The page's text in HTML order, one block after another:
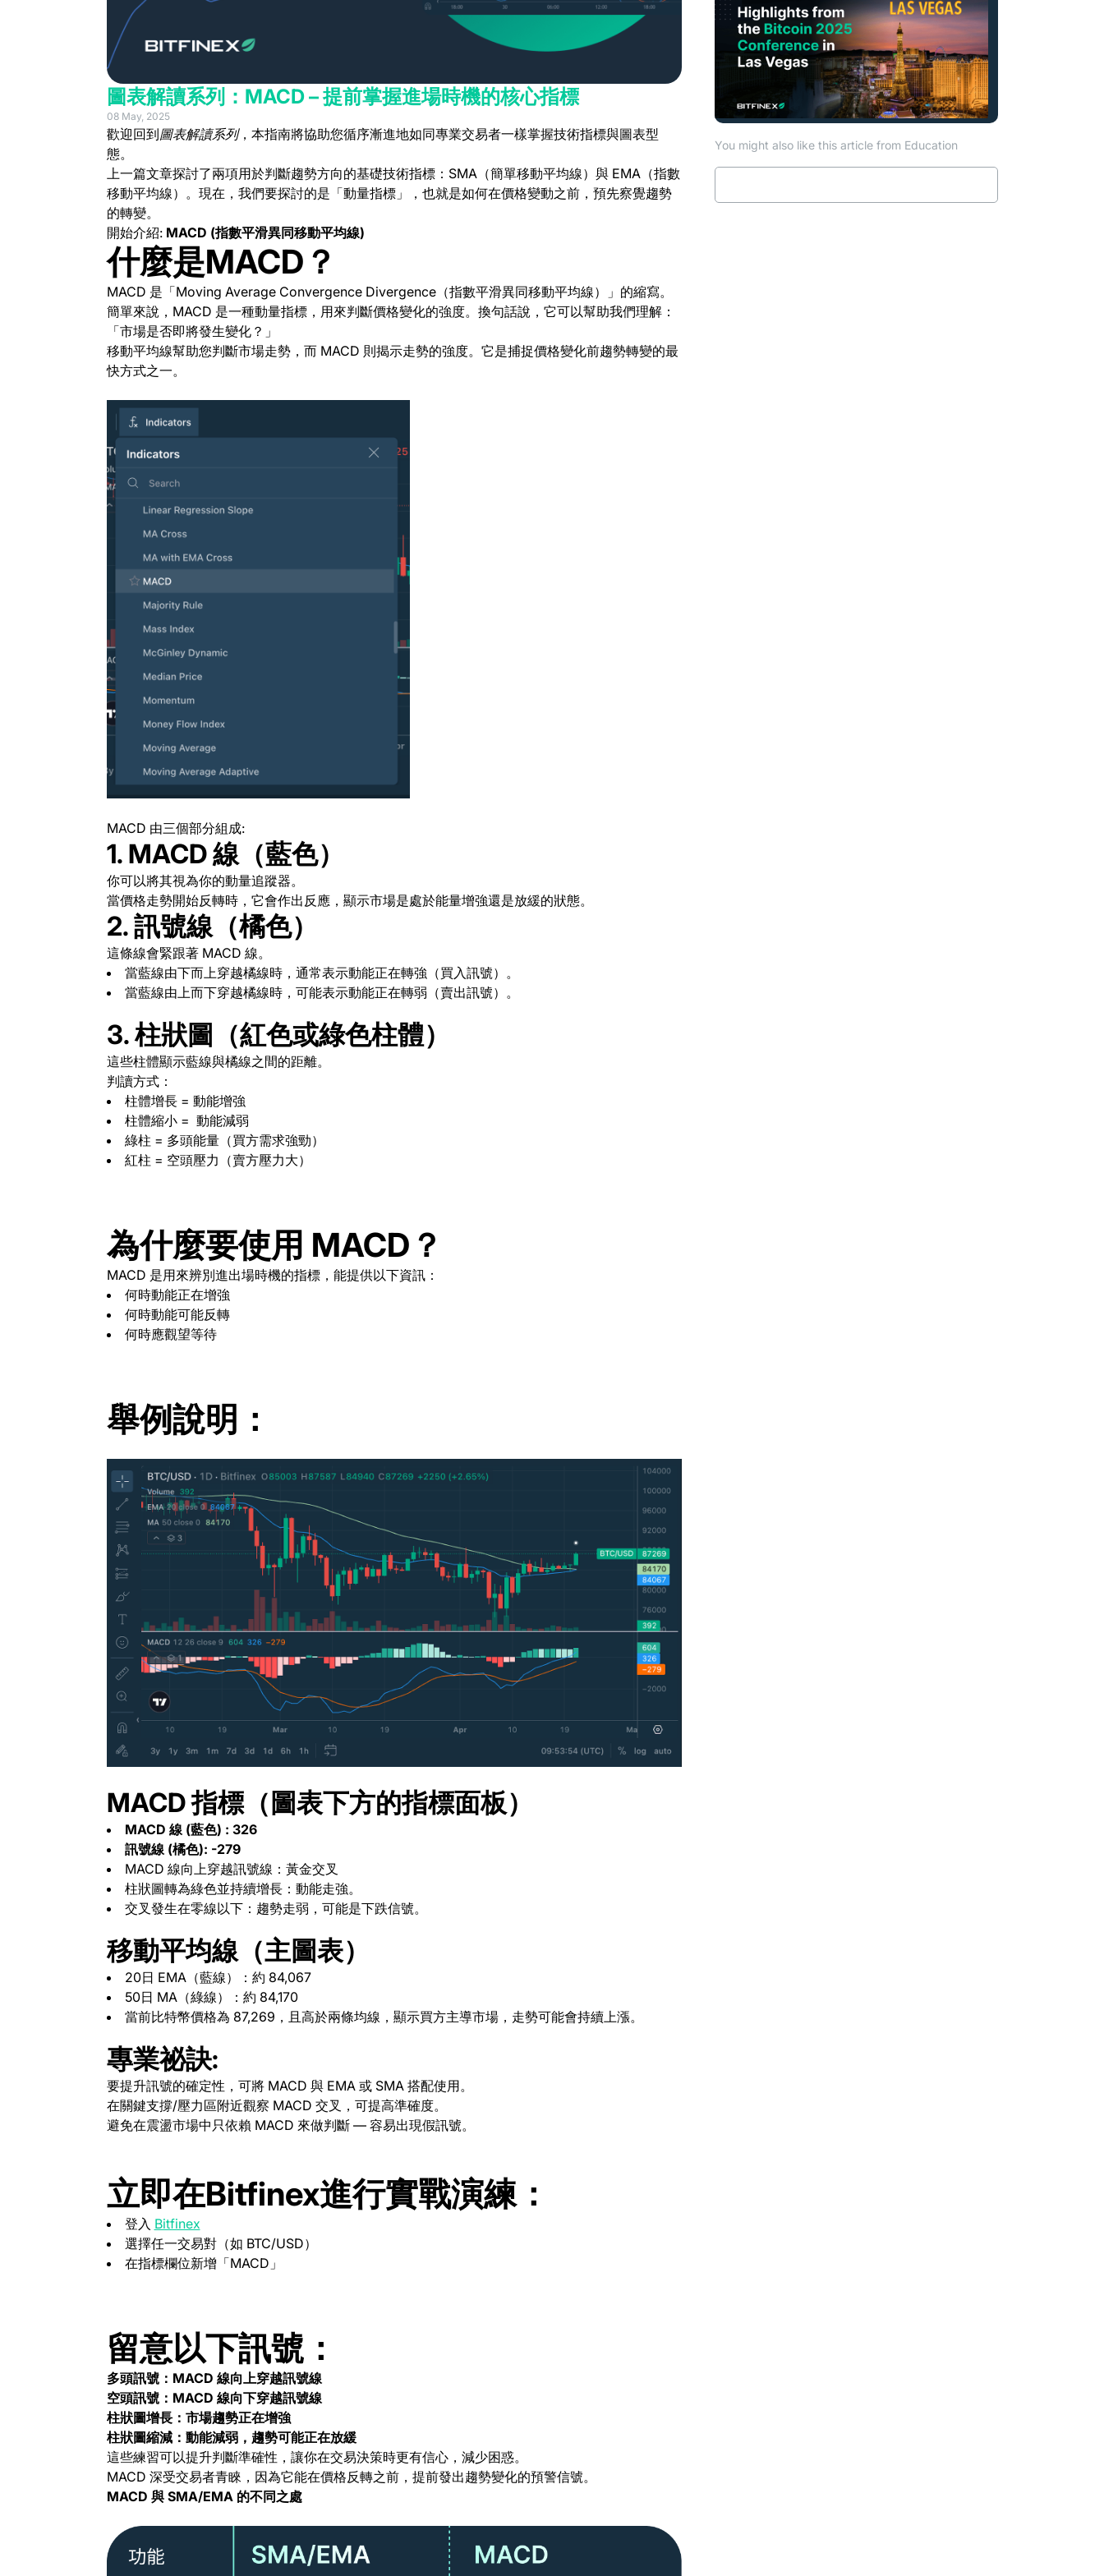
圖表解讀系列：MACD – 提前掌握進場時機的核心指標
08 May, 2025
歡迎回到圖表解讀系列，本指南將協助您循序漸進地如同專業交易者一樣掌握技術指標與圖表型
態。
上一篇文章探討了兩項用於判斷趨勢方向的基礎技術指標：SMA（簡單移動平均線）與 EMA（指數
移動平均線）。現在，我們要探討的是「動量指標」，也就是如何在價格變動之前，預先察覺趨勢
的轉變。
開始介紹: MACD (指數平滑異同移動平均線)
什麼是MACD？
MACD 是「Moving Average Convergence Divergence（指數平滑異同移動平均線）」的縮寫。
簡單來說，MACD 是一種動量指標，用來判斷價格變化的強度。換句話說，它可以幫助我們理解：
「市場是否即將發生變化？」
移動平均線幫助您判斷市場走勢，而 MACD 則揭示走勢的強度。它是捕捉價格變化前趨勢轉變的最
快方式之一。
MACD 由三個部分組成:
1. MACD 線（藍色）
你可以將其視為你的動量追蹤器。
當價格走勢開始反轉時，它會作出反應，顯示市場是處於能量增強還是放緩的狀態。
2.訊號線（橘色）
這條線會緊跟著 MACD 線。
當藍線由下而上穿越橘線時，通常表示動能正在轉強（買入訊號）。
當藍線由上而下穿越橘線時，可能表示動能正在轉弱（賣出訊號）。
3. 柱狀圖（紅色或綠色柱體）
這些柱體顯示藍線與橘線之間的距離。
判讀方式：
柱體增長 = 動能增強
柱體縮小 = 動能減弱
綠柱 = 多頭能量（買方需求強勁）
紅柱 = 空頭壓力（賣方壓力大）
為什麼要使用 MACD？
MACD 是用來辨別進出場時機的指標，能提供以下資訊：
何時動能正在增強
何時動能可能反轉
何時應觀望等待
舉例說明：
MACD 指標（圖表下方的指標面板）
MACD 線 (藍色) : 326
訊號線 (橘色): -279
MACD 線向上穿越訊號線：黃金交叉
柱狀圖轉為綠色並持續增長：動能走強。
交叉發生在零線以下：趨勢走弱，可能是下跌信號。
移動平均線（主圖表）
20日 EMA（藍線）：約 84,067
50日 MA（綠線）：約 84,170
當前比特幣價格為 87,269，且高於兩條均線，顯示買方主導市場，走勢可能會持續上漲。
專業祕訣:
要提升訊號的確定性，可將 MACD 與 EMA 或 SMA 搭配使用。
在關鍵支撐/壓力區附近觀察 MACD 交叉，可提高準確度。
避免在震盪市場中只依賴 MACD 來做判斷 — 容易出現假訊號。
立即在Bitfinex進行實戰演練：
登入 Bitfinex(opens in a new tab)
選擇任一交易對（如 BTC/USD）
在指標欄位新增「MACD」
留意以下訊號：
多頭訊號：MACD 線向上穿越訊號線
空頭訊號：MACD 線向下穿越訊號線
柱狀圖增長：市場趨勢正在增強
柱狀圖縮減：動能減弱，趨勢可能正在放緩
這些練習可以提升判斷準確性，讓你在交易決策時更有信心，減少困惑。
MACD 深受交易者青睞，因為它能在價格反轉之前，提前發出趨勢變化的預警信號。
MACD 與 SMA/EMA 的不同之處
You might also like this article from Education